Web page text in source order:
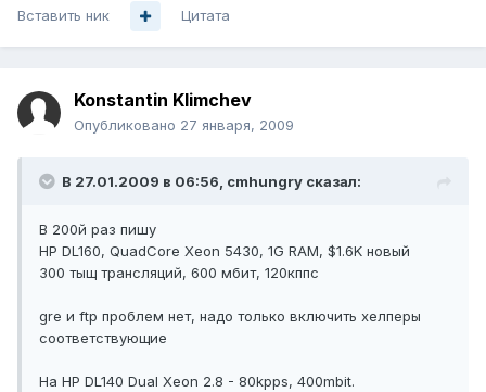
Вставить ник Цитата
Konstantin Klimchev
Опубликовано 27 января, 2009
В 27.01.2009 в 06:56, cmhungry сказал:
В 200й раз пишу
HP DL160, QuadCore Xeon 5430, 1G RAM, $1.6K новый
300 тыщ трансляций, 600 мбит, 120кппс
gre и ftp проблем нет, надо только включить хелперы
соответствующие
На HP DL140 Dual Xeon 2.8 - 80kpps, 400mbit.